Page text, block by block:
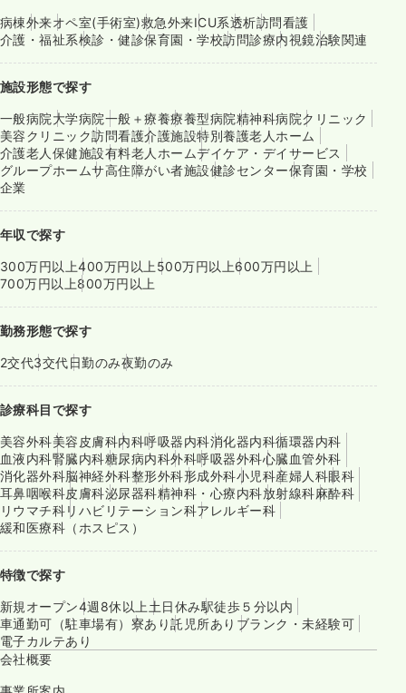
病棟外来オペ室(手術室)救急外来ICU系透析訪問看護
介護・福祉系検診・健診保育園・学校訪問診療内視鏡治験関連
施設形態で探す
一般病院大学病院一般＋療養療養型病院精神科病院クリニック
美容クリニック訪問看護介護施設特別養護老人ホーム
介護老人保健施設有料老人ホームデイケア・デイサービス
グループホームサ高住障がい者施設健診センター保育園・学校
企業
年収で探す
300万円以上400万円以上 500万円以上600万円以上
700万円以上800万円以上
勤務形態で探す
2交代3交代日勤のみ夜勤のみ
診療科目で探す
美容外科美容皮膚科内科呼吸器内科消化器内科循環器内科
血液内科腎臓内科糖尿病内科外科呼吸器外科心臓血管外科
消化器外科脳神経外科整形外科形成外科小児科産婦人科眼科
耳鼻咽喉科皮膚科泌尿器科精神科・心療内科放射線科麻酔科
リウマチ科リハビリテーション科アレルギー科
緩和医療科（ホスピス）
特徴で探す
新規オープン4週8休以上 土日休み駅徒歩５分以内
車通勤可（駐車場有） 寮あり託児所あり ブランク・未経験可
電子カルテあり
会社概要